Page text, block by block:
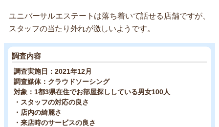
ユニバーサルエステートは落ち着いて話せる店舗ですが、
スタッフの当たり外れが激しいようです。
調査内容
調査実施日：2021年12月
調査媒体：クラウドソーシング
対象：1都3県在住でお部屋探ししている男女100人
・スタッフの対応の良さ
・店内の綺麗さ
・来店時のサービスの良さ